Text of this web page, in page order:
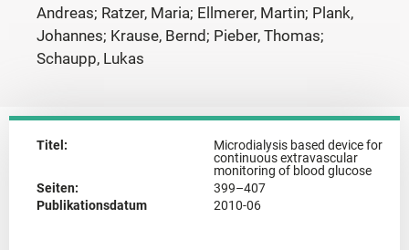
Andreas; Ratzer, Maria; Ellmerer, Martin; Plank,
Johannes; Krause, Bernd; Pieber, Thomas;
Schaupp, Lukas
Titel:
Microdialysis based device for
continuous extravascular
monitoring of blood glucose
Seiten:
399–407
Publikationsdatum
2010-06